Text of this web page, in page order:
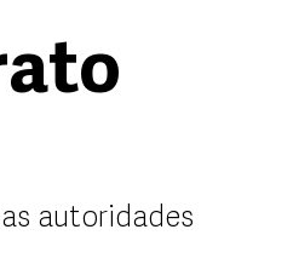
autoridades